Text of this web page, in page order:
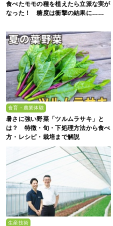
食べたモモの種を植えたら立派な実が
なった！ 糖度は衝撃の結果に……
食育・農業体験
暑さに強い野菜「ツルムラサキ」と
は？ 特徴・旬・下処理方法から食べ
方・レシピ・栽培まで解説
生産技術